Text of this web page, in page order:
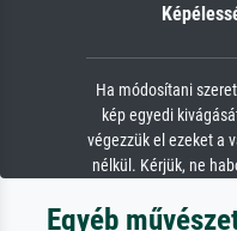
Ha módosítani
kép egyedi
végezzük el ezeket a
nélkül. Kérjük, ne
Egyéb